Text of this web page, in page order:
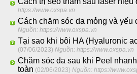
https://www.oxspa.vn
Cách chăm sóc da mỏng và yếu
Nguồn: https://www.oxspa.vn
Tại sao khi bôi HA (Hyaluronic
(07/06/2023)Nguồn: https://www.oxspa.vn
Chăm sóc da sau khi Peel
toàn (02/06/2023)Nguồn: https://